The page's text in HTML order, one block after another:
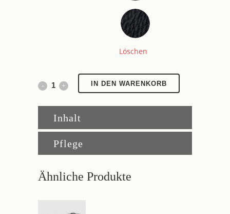
Löschen
Charlottenburg
quantity
IN DEN WARENKORB
Inhalt
Pflege
Ähnliche Produkte